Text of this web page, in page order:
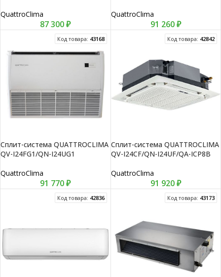
QuattroClima
87 300₽
QuattroClima
91 260₽
Код товара: 43168
Сплит-система QUATTROCLIMA
QV-I24FG1/QN-I24UG1
QuattroClima
91 770₽
Код товара: 42842
Сплит-система QUATTROCLIMA
QV-I24CF/QN-I24UF/QA-ICP8B
QuattroClima
91 920₽
Код товара: 42836 Код товара: 43173